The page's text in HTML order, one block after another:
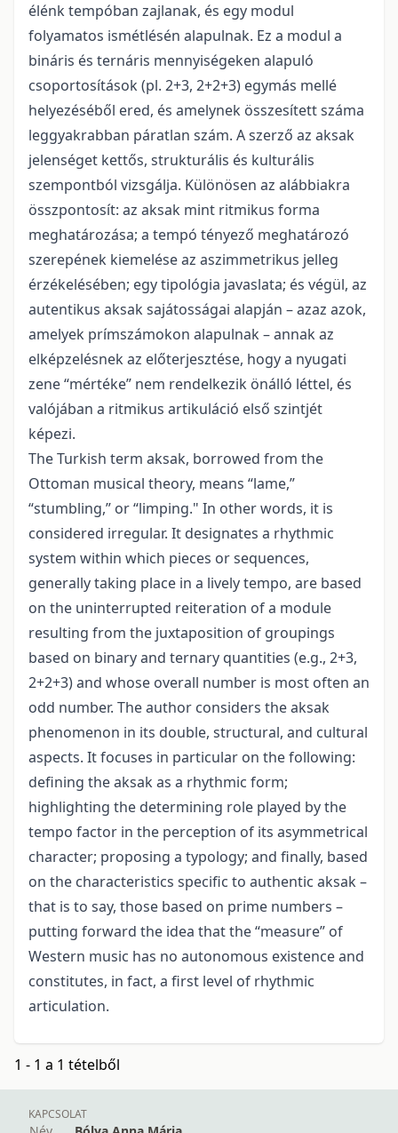
élénk tempóban zajlanak, és egy modul
folyamatos ismétlésén alapulnak. Ez a modul a
bináris és ternáris mennyiségeken alapuló
csoportosítások (pl. 2+3, 2+2+3) egymás mellé
helyezéséből ered, és amelynek összesített száma
leggyakrabban páratlan szám. A szerző az aksak
jelenséget kettős, strukturális és kulturális
szempontból vizsgálja. Különösen az alábbiakra
összpontosít: az aksak mint ritmikus forma
meghatározása; a tempó tényező meghatározó
szerepének kiemelése az aszimmetrikus jelleg
érzékelésében; egy tipológia javaslata; és végül, az
autentikus aksak sajátosságai alapján – azaz azok,
amelyek prímszámokon alapulnak – annak az
elképzelésnek az előterjesztése, hogy a nyugati
zene “mértéke” nem rendelkezik önálló léttel, és
valójában a ritmikus artikuláció első szintjét
képezi.
The Turkish term aksak, borrowed from the
Ottoman musical theory, means “lame,”
“stumbling,” or “limping." In other words, it is
considered irregular. It designates a rhythmic
system within which pieces or sequences,
generally taking place in a lively tempo, are based
on the uninterrupted reiteration of a module
resulting from the juxtaposition of groupings
based on binary and ternary quantities (e.g., 2+3,
2+2+3) and whose overall number is most often an
odd number. The author considers the aksak
phenomenon in its double, structural, and cultural
aspects. It focuses in particular on the following:
defining the aksak as a rhythmic form;
highlighting the determining role played by the
tempo factor in the perception of its asymmetrical
character; proposing a typology; and finally, based
on the characteristics specific to authentic aksak –
that is to say, those based on prime numbers –
putting forward the idea that the “measure” of
Western music has no autonomous existence and
constitutes, in fact, a first level of rhythmic
articulation.
1 - 1 a 1 tételből
KAPCSOLAT